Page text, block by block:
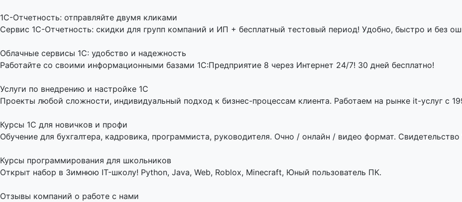
1C-Отчетность: отправляйте двумя кликами
Сервис 1С-Отчетность: скидки для групп компаний и ИП + бесплатный тестовый период! Удобно, быстро и без
Облачные сервисы 1С: удобство и надежность
Работайте со своими информационными базами 1С:Предприятие 8 через Интернет 24/7! 30 дней бесплатно!
Услуги по внедрению и настройке 1С
Проекты любой сложности, индивидуальный подход к бизнес-процессам клиента. Работаем на рынке it-услуг с
Курсы 1С для новичков и профи
Обучение для бухгалтера, кадровика, программиста, руководителя. Очно / онлайн / видео формат.
Курсы программирования для школьников
Открыт набор в Зимнюю IT-школу! Python, Java, Web, Roblox, Minecraft, Юный пользователь ПК.
Отзывы компаний о работе с нами